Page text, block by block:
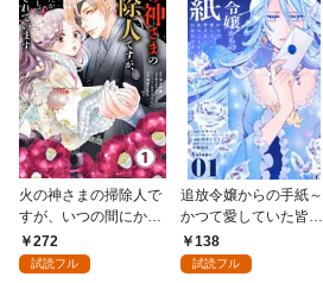
火の神さまの掃除人で
すが、いつの間にか花
嫁として溺愛されてい
ます【単話】（１）
272
試読フル
追放令嬢からの手紙～
かつて愛していた皆さ
まへ 私のことなどお忘
れですか？～【単話】
138
試読フル